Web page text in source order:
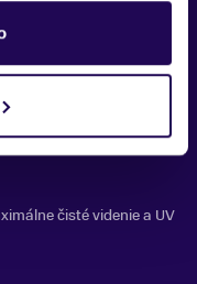
do 400 nm.
pre presnejšie
meniacich sa
čisté videnie a UV